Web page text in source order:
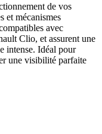
de vos
et mécanismes
avec
Clio, et assurent une
intense. Idéal pour
une visibilité parfaite